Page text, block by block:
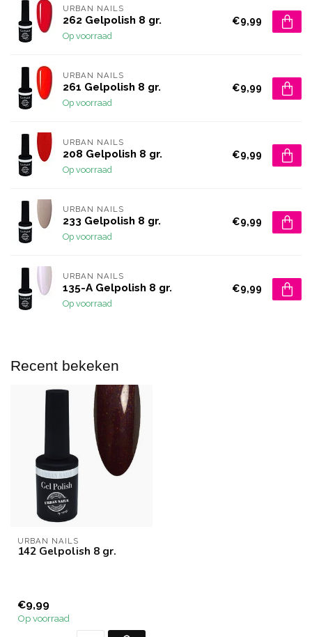
URBAN NAILS
262 Gelpolish 8 gr.
Op voorraad
€9,99
URBAN NAILS
261 Gelpolish 8 gr.
Op voorraad
€9,99
URBAN NAILS
208 Gelpolish 8 gr.
Op voorraad
€9,99
URBAN NAILS
233 Gelpolish 8 gr.
Op voorraad
€9,99
URBAN NAILS
135-A Gelpolish 8 gr.
Op voorraad
€9,99
Recent bekeken
URBAN NAILS
142 Gelpolish 8 gr.
€9,99
Op voorraad